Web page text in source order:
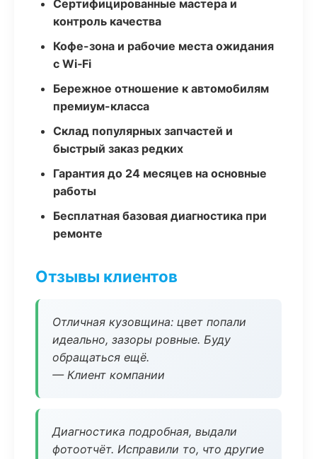
Сертифицированные мастера и
контроль качества
Кофе-зона и рабочие места ожидания
с Wi‑Fi
Бережное отношение к автомобилям
премиум-класса
Склад популярных запчастей и
быстрый заказ редких
Гарантия до 24 месяцев на основные
работы
Бесплатная базовая диагностика при
ремонте
Отзывы клиентов
Отличная кузовщина: цвет попали
идеально, зазоры ровные. Буду
обращаться ещё.
— Клиент компании
Диагностика подробная, выдали
фотоотчёт. Исправили то, что другие